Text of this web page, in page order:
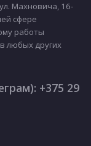
Махновича, 16-
сфере
работы
любых других
+375 29